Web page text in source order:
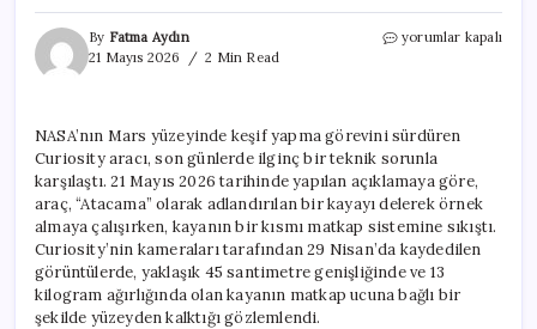
By Fatma Aydın
21 Mayıs 2026
2 Min Read
Curiosity
İle
Karşılaştı
için
yorumlar kapalı
NASA’nın Mars yüzeyinde keşif yapma görevini sürdüren
Curiosity aracı, son günlerde ilginç bir teknik sorunla
karşılaştı. 21 Mayıs 2026 tarihinde yapılan açıklamaya göre,
araç, “Atacama” olarak adlandırılan bir kayayı delerek örnek
almaya çalışırken, kayanın bir kısmı matkap sistemine sıkıştı.
Curiosity’nin kameraları tarafından 29 Nisan’da kaydedilen
görüntülerde, yaklaşık 45 santimetre genişliğinde ve 13
kilogram ağırlığında olan kayanın matkap ucuna bağlı bir
şekilde yüzeyden kalktığı gözlemlendi.